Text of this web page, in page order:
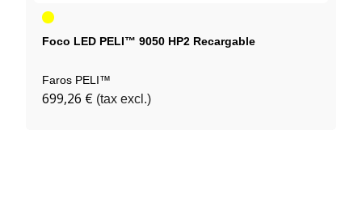
Amarillo
Foco LED PELI™ 9050 HP2 Recargable
Faros PELI™
699,26 € (tax excl.)